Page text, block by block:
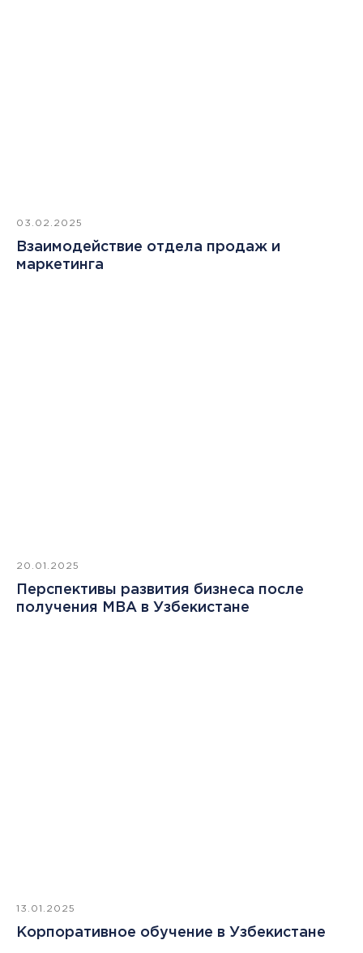
03.02.2025
Взаимодействие отдела продаж и
маркетинга
20.01.2025
Перспективы развития бизнеса после
получения MBA в Узбекистане
13.01.2025
Корпоративное обучение в Узбекистане